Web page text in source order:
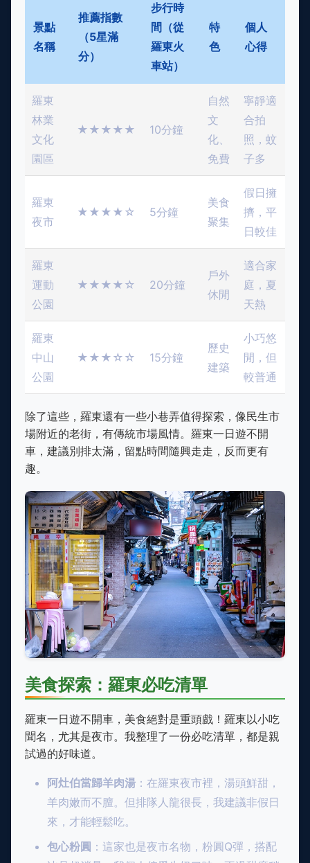
景點
名稱
推薦指數
（5星滿
分）
步行時
間（從
羅東火
車站）
特
色
個人
心得
羅東
林業
文化
園區
★★★★★ 10分鐘
自然
文
化、
免費
寧靜適
合拍
照，蚊
子多
羅東
夜市
★★★★☆ 5分鐘
美食
聚集
假日擁
擠，平
日較佳
羅東
運動
公園
★★★★☆ 20分鐘
戶外
休閒
適合家
庭，夏
天熱
羅東
中山
公園
★★★☆☆ 15分鐘
歷史
建築
小巧悠
閒，但
較普通
除了這些，羅東還有一些小巷弄值得探索，像民生市
場附近的老街，有傳統市場風情。羅東一日遊不開
車，建議別排太滿，留點時間隨興走走，反而更有
趣。
美食探索：羅東必吃清單
羅東一日遊不開車，美食絕對是重頭戲！羅東以小吃
聞名，尤其是夜市。我整理了一份必吃清單，都是親
試過的好味道。
阿灶伯當歸羊肉湯 ：在羅東夜市裡，湯頭鮮甜，
羊肉嫩而不膻。但排隊人龍很長，我建議非假日
來，才能輕鬆吃。
包心粉圓 ：這家也是夜市名物，粉圓Q彈，搭配